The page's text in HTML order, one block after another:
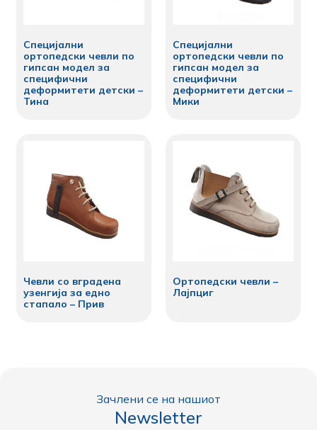
Специјални
ортопедски чевли по
гипсан модел за
специфични
деформитети детски –
Тина
Специјални
ортопедски чевли по
гипсан модел за
специфични
деформитети детски –
Мики
Чевли со вградена
узенгија за едно
стапало – Прив
Ортопедски чевли –
Лајпциг
Зачлени се на нашиот
Newsletter